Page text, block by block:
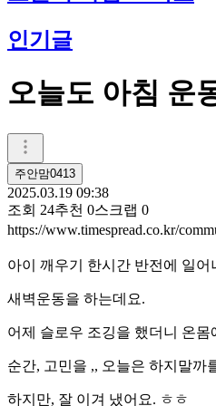
인기글
오늘도 아침 운
주안맘0413
2025.03.19 09:38
조회 24추천 0스크랩 0
https://www.timespread.co.kr/
아이 깨우기 한시간 반전에 일어
새벽운동을 하는데요.
어제 슬로우 조깅을 했더니 온
순간, 고민을 ,, 오늘은 하지말까
하지만, 잘 이겨 냈어요. ㅎㅎ